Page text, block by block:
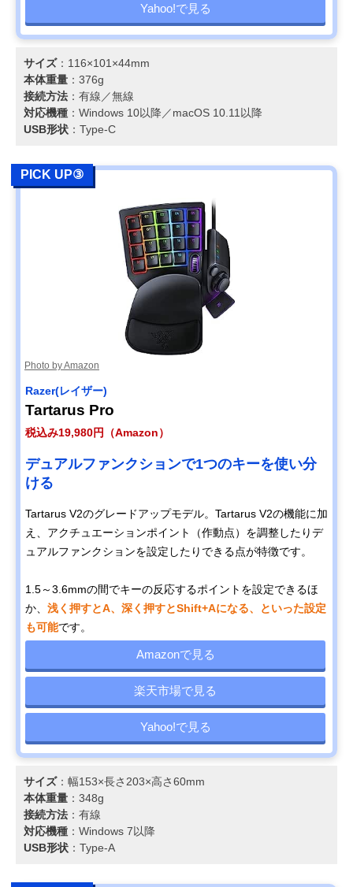
Yahoo!で見る
サイズ：116×101×44mm
本体重量 ：376g
接続方法 ：有線／無線
対応機種 ：Windows 10以降／macOS 10.11以降
USB形状 ：Type-C
PICK UP③
Photo by Amazon
Razer(レイザー)
Tartarus Pro
税込み19,980円（Amazon）
デュアルファンクションで1つのキーを使い分
ける
Tartarus V2のグレードアップモデル。Tartarus V2の機能に加
え、アクチュエーションポイント（作動点）を調整したりデ
ュアルファンクションを設定したりできる点が特徴です。
1.5～3.6mmの間でキーの反応するポイントを設定できるほ
か、 浅く押すとA、深く押すとShift+Aになる、といった設定
も可能です。
Amazonで見る
楽天市場で見る
Yahoo!で見る
サイズ：幅153×長さ203×高さ60mm
本体重量 ：348g
接続方法 ：有線
対応機種 ：Windows 7以降
USB形状 ：Type-A